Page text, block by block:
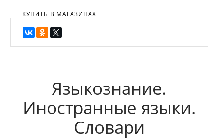
КУПИТЬ В МАГАЗИНАХ
Языкознание.
Иностранные языки.
Словари